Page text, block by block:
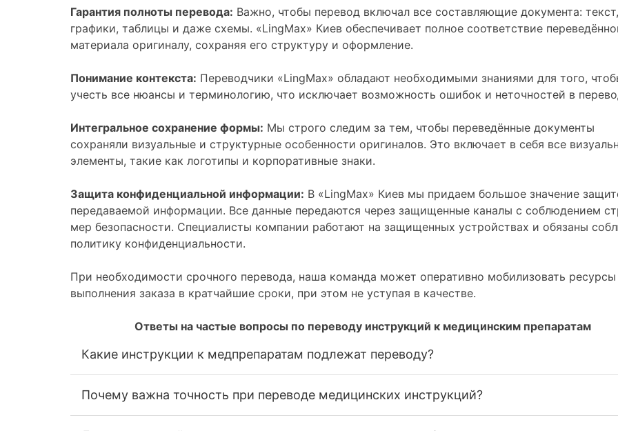
Гарантия полноты перевода: Важно, чтобы перевод включал все составляющие документа: текст,
графики, таблицы и даже схемы. «LingMax» Киев обеспечивает полное соответствие
материала оригиналу, сохраняя его структуру и оформление.
Понимание контекста: Переводчики «LingMax» обладают необходимыми знаниями для того,
учесть все нюансы и терминологию, что исключает возможность ошибок и неточностей в
Интегральное сохранение формы: Мы строго следим за тем, чтобы переведённые документы
сохраняли визуальные и структурные особенности оригиналов. Это включает в себя все
элементы, такие как логотипы и корпоративные знаки.
Защита конфиденциальной информации: В «LingMax» Киев мы придаем большое значение
передаваемой информации. Все данные передаются через защищенные каналы с соблюдением
мер безопасности. Специалисты компании работают на защищенных устройствах и обязаны
политику конфиденциальности.
При необходимости срочного перевода, наша команда может оперативно мобилизовать
выполнения заказа в кратчайшие сроки, при этом не уступая в качестве.
Ответы на частые вопросы по переводу инструкций к медицинским препаратам
Какие инструкции к медпрепаратам подлежат переводу?
Почему важна точность при переводе медицинских инструкций?